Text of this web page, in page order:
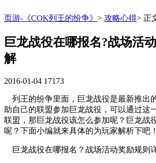
页游-《COK列王的纷争》 > 攻略心得> 正
巨龙战役在哪报名?战场活
解
2016-01-04 17173
列王的纷争里面，巨龙战役是最新推出
助自己的联盟参加巨龙战役，可以通过这
联盟，那巨龙战役该怎么参加呢？巨龙战
呢？下面小编就来具体的为玩家解析下吧！
巨龙战役在哪报名？战场活动奖励规则